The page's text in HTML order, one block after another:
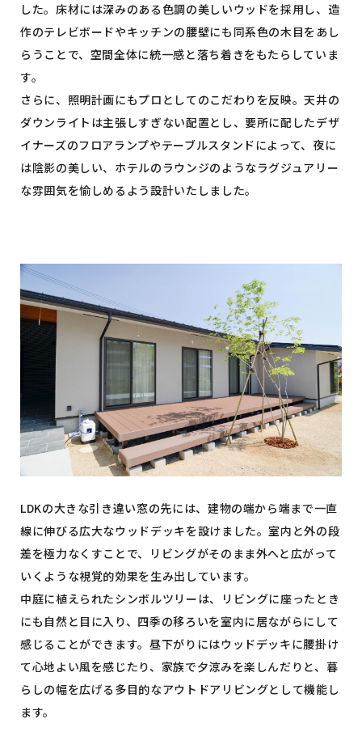
した。床材には深みのある色調の美しいウッドを採用し、造
作のテレビボードやキッチンの腰壁にも同系色の木目をあし
らうことで、空間全体に統一感と落ち着きをもたらしていま
す。
さらに、照明計画にもプロとしてのこだわりを反映。天井の
ダウンライトは主張しすぎない配置とし、要所に配したデザ
イナーズのフロアランプやテーブルスタンドによって、夜に
は陰影の美しい、ホテルのラウンジのようなラグジュアリー
な雰囲気を愉しめるよう設計いたしました。
LDKの大きな引き違い窓の先には、建物の端から端まで一直
線に伸びる広大なウッドデッキを設けました。室内と外の段
差を極力なくすことで、リビングがそのまま外へと広がって
いくような視覚的効果を生み出しています。
中庭に植えられたシンボルツリーは、リビングに座ったとき
にも自然と目に入り、四季の移ろいを室内に居ながらにして
感じることができます。昼下がりにはウッドデッキに腰掛け
て心地よい風を感じたり、家族で夕涼みを楽しんだりと、暮
らしの幅を広げる多目的なアウトドアリビングとして機能し
ます。